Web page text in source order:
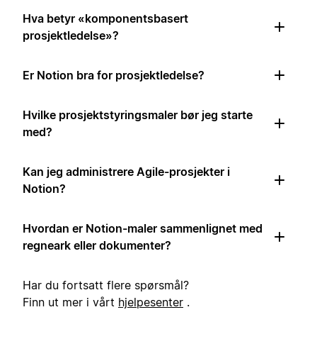
Hva betyr «komponentsbasert
prosjektledelse»?
Er Notion bra for prosjektledelse?
Hvilke prosjektstyringsmaler bør jeg starte
med?
Kan jeg administrere Agile-prosjekter i
Notion?
Hvordan er Notion-maler sammenlignet med
regneark eller dokumenter?
Har du fortsatt flere spørsmål?
Finn ut mer i vårt hjelpesenter .